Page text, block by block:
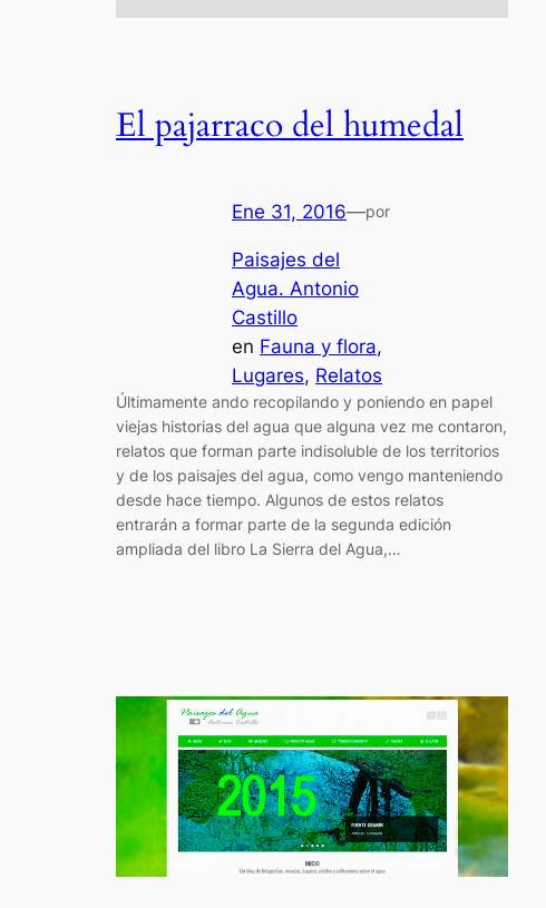
El pajarraco del humedal
Ene 31, 2016—por
Paisajes del
Agua. Antonio
Castillo
en Fauna y flora
Lugares, Relatos
Últimamente ando recopilando y poniendo en papel
viejas historias del agua que alguna vez me contaron,
relatos que forman parte indisoluble de los territorios
y de los paisajes del agua, como vengo manteniendo
desde hace tiempo. Algunos de estos relatos
entrarán a formar parte de la segunda edición
ampliada del libro La Sierra del Agua,…